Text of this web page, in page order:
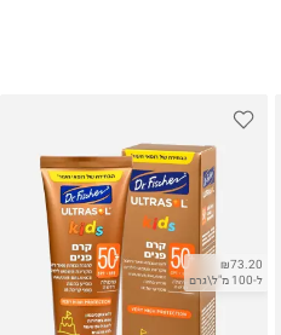
₪73.20
ל-100 מ"ל\גרם